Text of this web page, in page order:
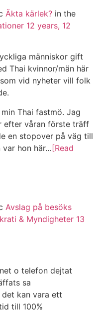
Äkta kärlek? in the
12 years, 12
människor gift
Thai kvinnor/män här
vid nyheter vill folk
Thai fastmö. Jag
efter våran förste träff
en stopover på väg till
var hon här…[Read
Avslag på besöks
& Myndigheter 13
o telefon dejtat
sa
kan vara ett
till 100%